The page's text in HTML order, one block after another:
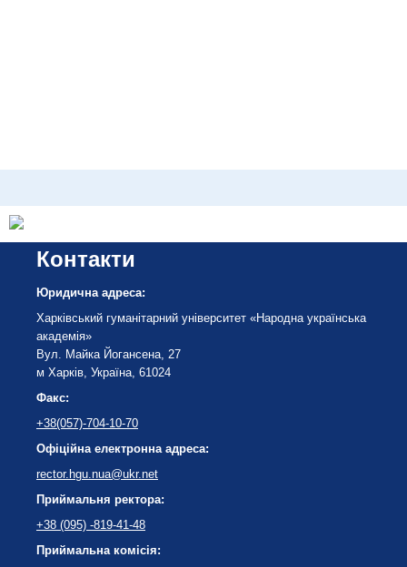
Контакти
Юридична адреса:
Харківський гуманітарний університет «Народна українська
академія»
Вул. Майка Йогансена, 27
м Харків, Україна, 61024
Факс:
+38(057)-704-10-70
Офіційна електронна адреса:
rector.hgu.nua@ukr.net
Приймальня ректора:
+38 (095) -819-41-48
Приймальна комісія: